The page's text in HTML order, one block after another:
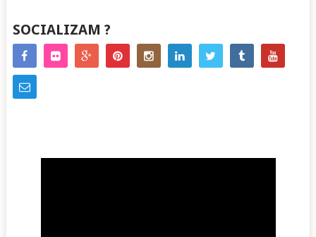
SOCIALIZAM ?